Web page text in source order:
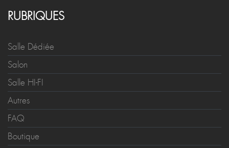
RUBRIQUES
Salle Dédiée
Salon
Salle HI-FI
Autres
FAQ
Boutique